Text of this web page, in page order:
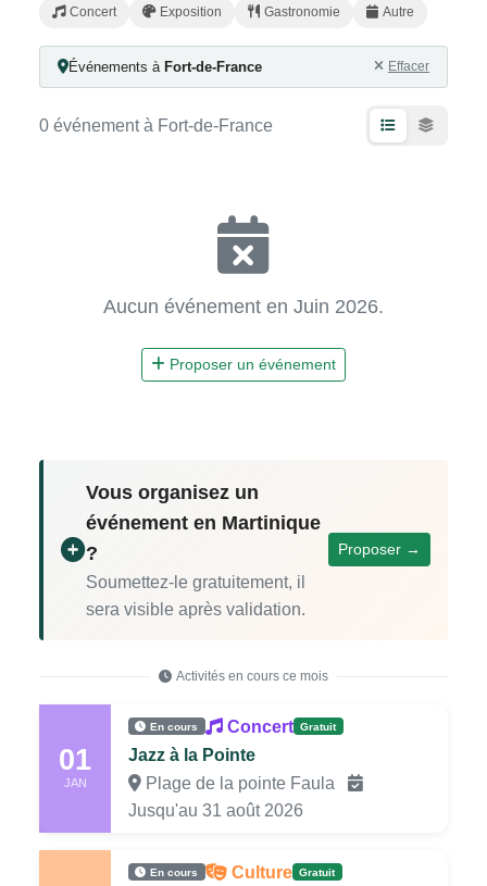
Concert Exposition Gastronomie Autre
Événements à Fort-de-France Effacer
0 événement à Fort-de-France
Aucun événement en Juin 2026.
Proposer un événement
Vous organisez un
événement en Martinique
?
Soumettez-le gratuitement, il
sera visible après validation.
Proposer →
Activités en cours ce mois
01
JAN
En cours Concert Gratuit
Jazz à la Pointe
Plage de la pointe Faula
Jusqu'au 31 août 2026
En cours Culture Gratuit